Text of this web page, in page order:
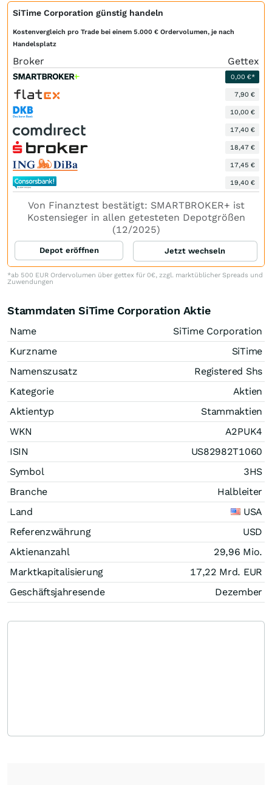
SiTime Corporation günstig handeln
Kostenvergleich pro Trade bei einem 5.000 € Ordervolumen, je nach
Handelsplatz
Broker Gettex
0,00 €*
7,90 €
10,00 €
17,40 €
18,47 €
17,45 €
19,40 €
Von Finanztest bestätigt: SMARTBROKER+ ist
Kostensieger in allen getesteten Depotgrößen
(12/2025)
Depot eröffnen Jetzt wechseln
*ab 500 EUR Ordervolumen über gettex für 0€, zzgl. marktüblicher Spreads und
Zuwendungen
Stammdaten SiTime Corporation Aktie
Name
SiTime Corporation
Kurzname
SiTime
Namenszusatz
Registered Shs
Kategorie
Aktien
Aktientyp
Stammaktien
WKN
A2PUK4
ISIN
US82982T1060
Symbol
3HS
Branche
Halbleiter
Land
USA
Referenzwährung
USD
Aktienanzahl
29,96 Mio.
Marktkapitalisierung
17,22 Mrd. EUR
Geschäftsjahresende
Dezember